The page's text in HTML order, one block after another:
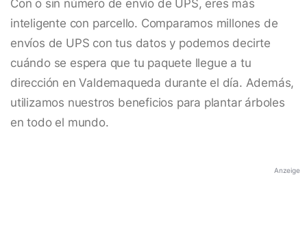
Con o sin número de envío de UPS, eres más
inteligente con parcello. Comparamos millones de
envíos de UPS con tus datos y podemos decirte
cuándo se espera que tu paquete llegue a tu
dirección en Valdemaqueda durante el día. Además,
utilizamos nuestros beneficios para plantar árboles
en todo el mundo.
Anzeige